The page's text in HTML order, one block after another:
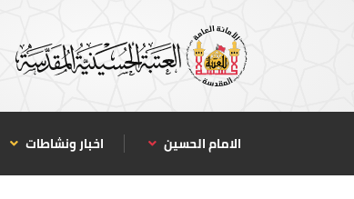
الامام الحسين اخبار ونشاطات